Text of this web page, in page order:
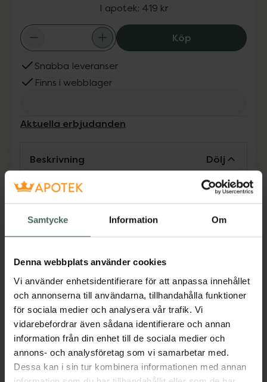
Samtycke Information Om
Denna webbplats använder cookies
Vi använder enhetsidentifierare för att anpassa innehållet
och annonserna till användarna, tillhandahålla funktioner
för sociala medier och analysera vår trafik. Vi
vidarebefordrar även sådana identifierare och annan
information från din enhet till de sociala medier och
annons- och analysföretag som vi samarbetar med.
Dessa kan i sin tur kombinera informationen med annan
I apotek: 419 kr
KöpKlorhexidin
Snabba leveranser
Finns i webblager
Aktuella erbjudanden
Beskrivning Dölj
Receptfritt läkemedel. Läs alltid
bipacksedeln innan användning.
Receptfritt läkemedel. Tvättlösning för
tillväxten av olika typer av bakterier. Är
avsedd för t.ex. sårdesinfektion. Läs alltid
bipacksedel innan användning.
Jämförpris 13300 kr/l
EAN:07046260922426
Kategorier:
Sår, bett och stickSårtvätt & Rengöring